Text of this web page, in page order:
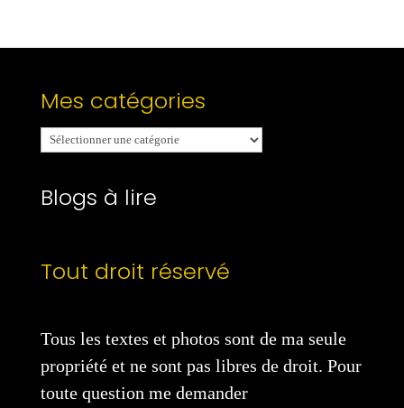
Mes catégories
Mes
catégories
Blogs à lire
Tout droit réservé
Tous les textes et photos sont de ma seule
propriété et ne sont pas libres de droit. Pour
toute question me demander